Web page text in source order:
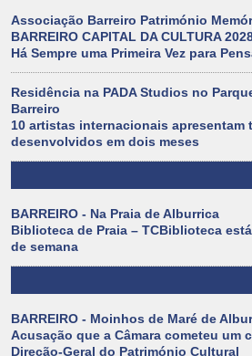
Associação Barreiro Património
BARREIRO CAPITAL DA CULTURA
Há Sempre uma Primeira Vez para
Residência na PADA Studios no
Barreiro
10 artistas internacionais apresentam
desenvolvidos em dois meses
BARREIRO - Na Praia de Alburrica
Biblioteca de Praia – TCBiblioteca
de semana
BARREIRO - Moinhos de Maré de
Acusação que a Câmara cometeu um
Direção-Geral do Património Cultural